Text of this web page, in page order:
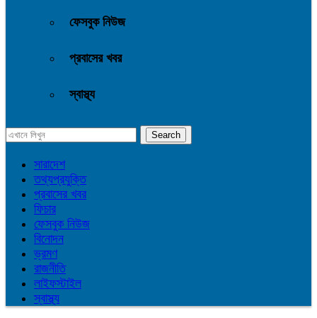
ফেসবুক নিউজ
প্রবাসের খবর
স্বাস্থ্য
সারাদেশ
তথ্যপ্রযুক্তি
প্রবাসের খবর
ফিচার
ফেসবুক নিউজ
বিনোদন
ভ্রমণ
রাজনীতি
লাইফস্টাইল
স্বাস্থ্য